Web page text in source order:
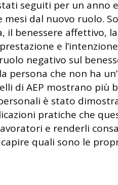
seguiti per un anno
dal nuovo ruolo.
il benessere affettivo, la
e
negativo sul
persona che non ha
di AEP mostrano più
è stato
pratiche che
e renderli
quali sono le